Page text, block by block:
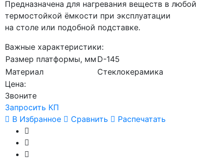
Предназначена для нагревания веществ в любой
термостойкой ёмкости при эксплуатации
на столе или подобной подставке.
Важные характеристики:
Размер платформы, мм D-145
Материал
Стеклокерамика
Цена:
Звоните
Запросить КП
В Избранное
Сравнить Распечатать